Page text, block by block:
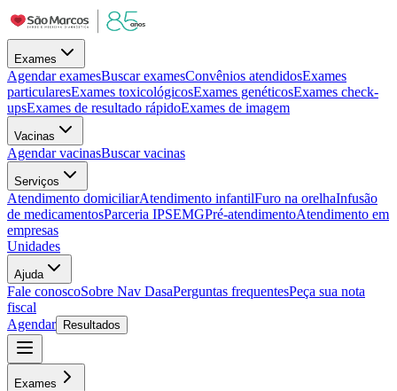
Exames
Agendar examesBuscar examesConvênios atendidosExames
particularesExames toxicológicosExames genéticosExames check-
upsExames de resultado rápidoExames de imagem
Vacinas
Agendar vacinasBuscar vacinas
Serviços
Atendimento domiciliarAtendimento infantilFuro na orelhaInfusão
de medicamentosParceria IPSEMGPré-atendimentoAtendimento em
empresas
Unidades
Ajuda
Fale conoscoSobre Nav DasaPerguntas frequentesPeça sua nota
fiscal
Agendar
Resultados
Exames